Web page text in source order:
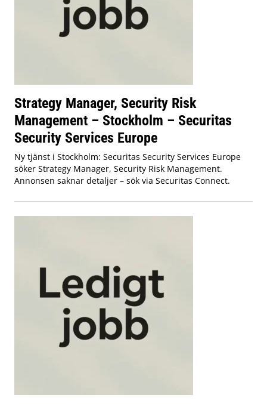
Strategy Manager, Security Risk
Management – Stockholm – Securitas
Security Services Europe
Ny tjänst i Stockholm: Securitas Security Services Europe
söker Strategy Manager, Security Risk Management.
Annonsen saknar detaljer – sök via Securitas Connect.